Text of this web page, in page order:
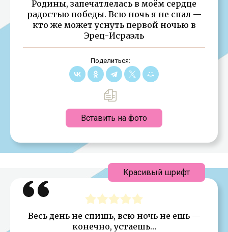
Родины, запечатлелась в моём сердце
радостью победы. Всю ночь я не спал —
кто же может уснуть первой ночью в
Эрец-Исраэль
Поделиться:
Вставить на фото
Весь день не спишь, всю ночь не ешь —
конечно, устаешь…
Красивый шрифт